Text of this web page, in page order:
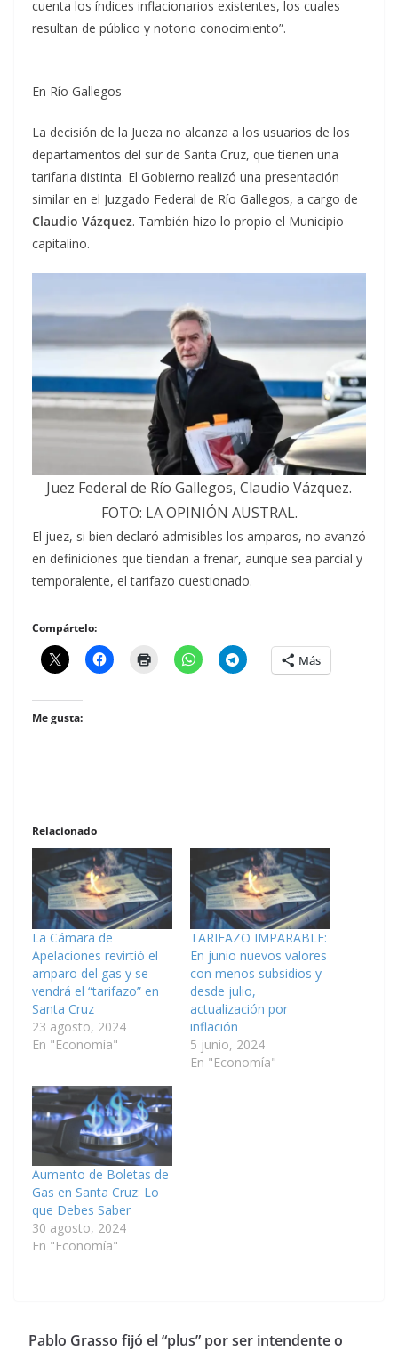
cuenta los índices inflacionarios existentes, los cuales
resultan de público y notorio conocimiento”.
En Río Gallegos
La decisión de la Jueza no alcanza a los usuarios de los
departamentos del sur de Santa Cruz, que tienen una
tarifaria distinta. El Gobierno realizó una presentación
similar en el Juzgado Federal de Río Gallegos, a cargo de
Claudio Vázquez. También hizo lo propio el Municipio
capitalino.
Juez Federal de Río Gallegos, Claudio Vázquez.
FOTO: LA OPINIÓN AUSTRAL.
El juez, si bien declaró admisibles los amparos, no avanzó
en definiciones que tiendan a frenar, aunque sea parcial y
temporalente, el tarifazo cuestionado.
Compártelo:
Más
Me gusta:
Relacionado
La Cámara de
Apelaciones revirtió el
amparo del gas y se
vendrá el “tarifazo” en
Santa Cruz
23 agosto, 2024
En "Economía"
TARIFAZO IMPARABLE:
En junio nuevos valores
con menos subsidios y
desde julio,
actualización por
inflación
5 junio, 2024
En "Economía"
Aumento de Boletas de
Gas en Santa Cruz: Lo
que Debes Saber
30 agosto, 2024
En "Economía"
Pablo Grasso fijó el “plus” por ser intendente o